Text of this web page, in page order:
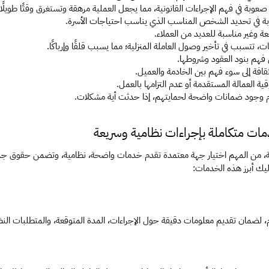
صعوبة في فهم الإجراءات القانونية، مما يجعل العملية مرهقة وتستغرق وقتًا
في تحديد الشخص المناسب الذي يناسب احتياجات الأسرة.
وغير مناسبة للعديد من العملاء.
تتسبب في تأخير وصول العاملة المنزلية؛ مما يسبب قلقًا وإرباكًا.
بنود العقود وشروطها.
إلى سوء فهم بين الخادمة والعميل.
العمالة المستقدمة أو عدم التزامها بالعمل.
وجود ضمانات واضحة لحمايتهم، إذا حدثت أية مشكلات.
متكاملة بإجراءات نظامية وسريعة
أبرز هذه الخدمات:
تقديم معلومات دقيقة حول الإجراءات، المدة المتوقعة، والمتطلبات